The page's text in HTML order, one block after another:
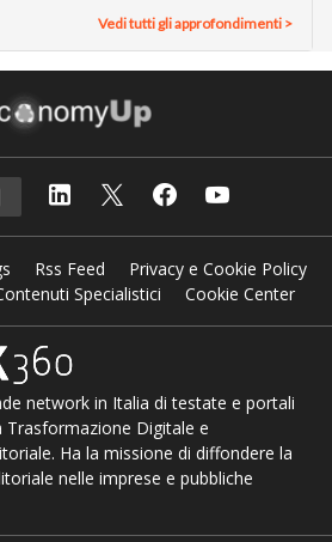
Vedi tutti gli approfondimenti >
Rss Feed
Privacy e Cookie Policy
Specialistici
Cookie Center
network in Italia di testate e portali
Trasformazione Digitale e
Ha la missione di diffondere la
nelle imprese e pubbliche